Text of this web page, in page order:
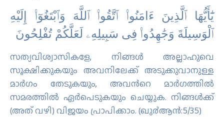
يَٰٓأَيُّهَا ٱلَّذِينَ ءَامَنُوا۟ ٱتَّقُوا۟ ٱللَّهَ وَٱبْتَغُوٓا۟ إِلَيْهِ
ٱلْوَسِيلَةَ وَجَٰهِدُوا۟ فِى سَبِيلِهِۦ لَعَلَّكُمْ تُفْلِحُونَ
സത്യവിശ്വാസികളേ, നിങ്ങള്‍ അല്ലാഹുവെ
സൂക്ഷിക്കുകയും അവനിലേക്ക് അടുക്കുവാനുള്ള
മാര്‍ഗം തേടുകയും, അവന്‍റെ മാര്‍ഗത്തില്‍
സമരത്തില്‍ ഏര്‍പെടുകയും ചെയ്യുക. നിങ്ങള്‍ക്ക്
(അത് വഴി) വിജയം പ്രാപിക്കാം. (ഖു൪ആന്‍:5/35)